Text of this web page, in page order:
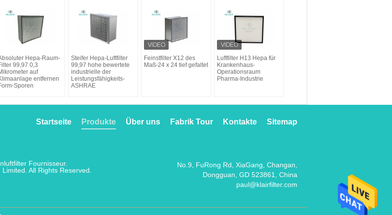
Hepa-Raum-
99,97 0,3
auf
entfernen
Sporen
Steifer Hepa-Luftfilter
99,97 hohe bewertete
industrielle der
Leistungsfähigkeits-
ASHRAE
Feinstfilter X12 des
Maß-24 x 24 tief gefaltet
Luftfilter H13 Hepa für
Krankenhaus-
Operationsraum
Pharma-Industrie
Sitemap
Kontakte
Fabrik Tour
Über uns
Produkte
Startseite
Fournisseur.
All Rights Reserved.
No.9, FuRong Rd, XiaGang, Changan,
Dongguan, GD 523861, China
paul@klairfilter.com